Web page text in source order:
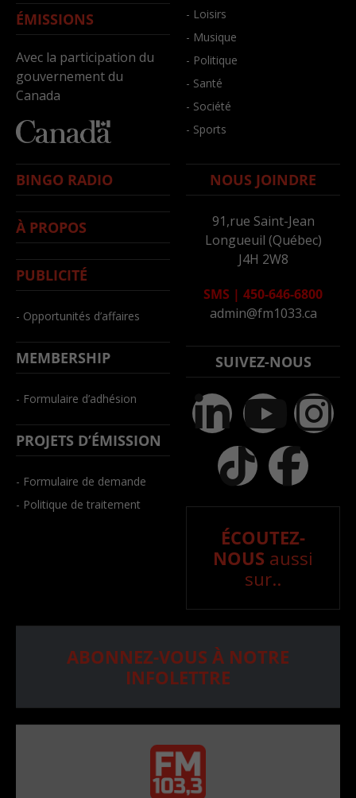
ÉMISSIONS
Avec la participation du
gouvernement du
Canada
- Loisirs
- Musique
- Politique
- Santé
- Société
- Sports
BINGO RADIO
À PROPOS
PUBLICITÉ
- Opportunités d’affaires
MEMBERSHIP
- Formulaire d’adhésion
PROJETS D’ÉMISSION
- Formulaire de demande
- Politique de traitement
NOUS JOINDRE
91,rue Saint-Jean
Longueuil (Québec)
J4H 2W8
SMS | 450-646-6800
admin@fm1033.ca
SUIVEZ-NOUS
ÉCOUTEZ-
NOUS aussi
sur..
ABONNEZ-VOUS À NOTRE
INFOLETTRE